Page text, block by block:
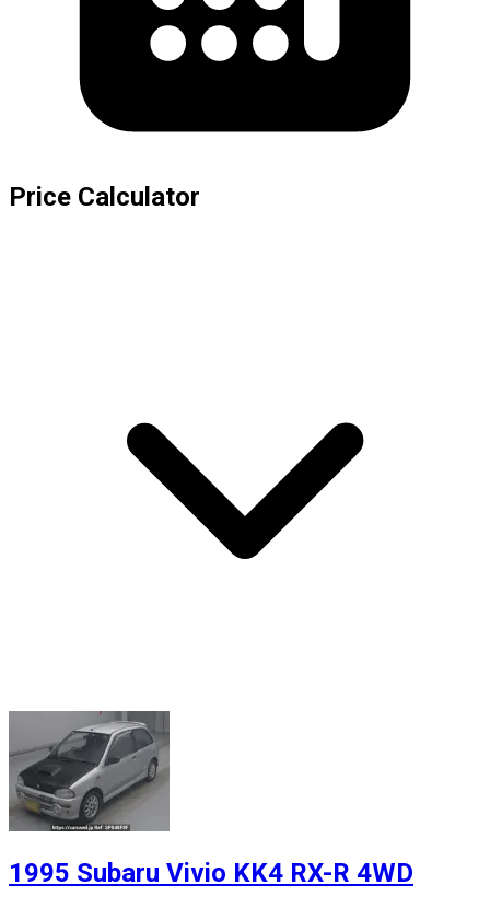
Price Calculator
1995 Subaru Vivio KK4 RX-R 4WD